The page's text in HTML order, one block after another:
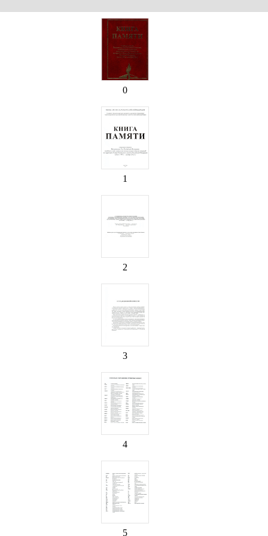
0
1
2
3
4
5